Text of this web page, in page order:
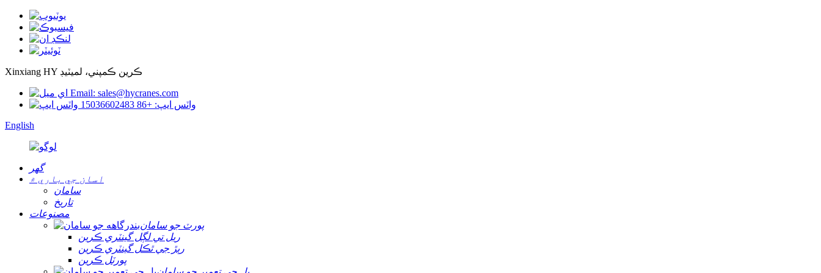
Xinxiang HY ڪرين ڪمپني، لميٽيڊ
Email: sales@hycranes.com
واٽس ايپ: +86 15036602483
English
گھر
اسان جي باري ۾
سامان
تاريخ
مصنوعات
پورٽ جو سامان
ريل تي لڳل گينٽري ڪرين
رٻڙ جي ٿڪل گينٽري ڪرين
پورٽل ڪرين